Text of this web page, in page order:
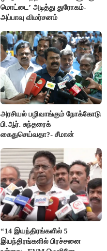
மொட்டை’ அடித்து துரோகம்-
அப்பாவு விமர்சனம்
அரசியல் பழிவாங்கும் நோக்கோடு
பி.ஆர். சுந்தரைக்
கைதுசெய்வதா?- சீமான்
“14 இயந்திரங்களில் 5
இயந்திரங்களில் பிரச்சனை